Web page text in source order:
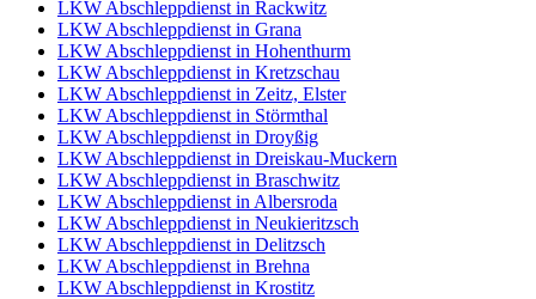
LKW Abschleppdienst in Rackwitz
LKW Abschleppdienst in Grana
LKW Abschleppdienst in Hohenthurm
LKW Abschleppdienst in Kretzschau
LKW Abschleppdienst in Zeitz, Elster
LKW Abschleppdienst in Störmthal
LKW Abschleppdienst in Droyßig
LKW Abschleppdienst in Dreiskau-Muckern
LKW Abschleppdienst in Braschwitz
LKW Abschleppdienst in Albersroda
LKW Abschleppdienst in Neukieritzsch
LKW Abschleppdienst in Delitzsch
LKW Abschleppdienst in Brehna
LKW Abschleppdienst in Krostitz